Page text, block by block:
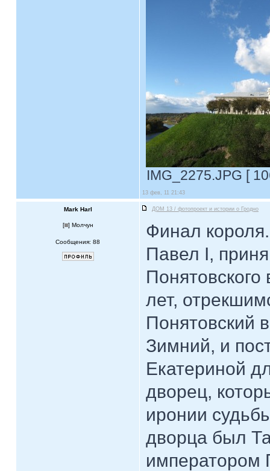
IMG_2275.JPG [
13 фев, 11 21:43
Mark Harl ДОМ 13 / фотопроект и истории о Гродно
[ ] Молчун
Сообщения: 88
Финал короля.
Павел I,
Понятовского
лет,
Понятовский
Зимний, и
Екатериной
дворец,
иронии
дворца был
императором